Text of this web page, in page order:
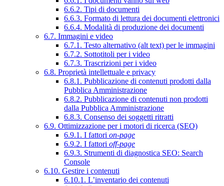
6.6.2. Tipi di documenti
6.6.3. Formato di lettura dei documenti elettronici
6.6.4. Modalità di produzione dei documenti
6.7. Immagini e video
6.7.1. Testo alternativo (alt text) per le immagini
6.7.2. Sottotitoli per i video
6.7.3. Trascrizioni per i video
6.8. Proprietà intellettuale e privacy
6.8.1. Pubblicazione di contenuti prodotti dalla
Pubblica Amministrazione
6.8.2. Pubblicazione di contenuti non prodotti
dalla Pubblica Amministrazione
6.8.3. Consenso dei soggetti ritratti
6.9. Ottimizzazione per i motori di ricerca (SEO)
6.9.1. I fattori on-page
6.9.2. I fattori off-page
6.9.3. Strumenti di diagnostica SEO: Search
Console
6.10. Gestire i contenuti
6.10.1. L’inventario dei contenuti